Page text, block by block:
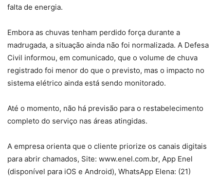
falta de energia.
Embora as chuvas tenham perdido força durante a
madrugada, a situação ainda não foi normalizada. A Defesa
Civil informou, em comunicado, que o volume de chuva
registrado foi menor do que o previsto, mas o impacto no
sistema elétrico ainda está sendo monitorado.
Até o momento, não há previsão para o restabelecimento
completo do serviço nas áreas atingidas.
A empresa orienta que o cliente priorize os canais digitais
para abrir chamados, Site: www.enel.com.br, App Enel
(disponível para iOS e Android), WhatsApp Elena: (21)